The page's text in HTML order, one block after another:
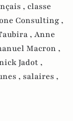
, classe
Consulting ,
, Anne
Macron ,
Jadot ,
, salaires ,